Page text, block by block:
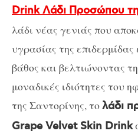
Drink Λάδι Προσώπου
λάδι νέας γενιάς που
υγρασίας της
βάθος και βελτιώνοντας
μοναδικές ιδιότητες του
της Σαντορίνης, τολάδι
Grape VelvetSkin Drink